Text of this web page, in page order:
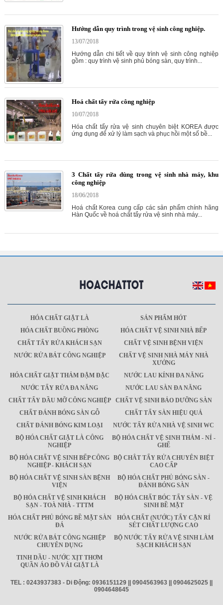
Hướng dẫn quy trình trong vệ sinh công nghiệp.
13/07/2018
Hướng dẫn chi tiết về quy trình vệ sinh công nghiệp
gồm : quy trình vệ sinh phủ bóng sàn, quy trình...
Hoá chất tẩy rửa công nghiệp
10/07/2018
Hóa chất tẩy rửa vệ sinh chuyên biệt KOREA được
ứng dụng để xử lý làm sạch và phục hồi một số bề...
3 Chất tẩy rửa dùng trong vệ sinh nhà máy, khu
công nghiệp
18/06/2018
Hoá chất Korea cung cấp các sản phẩm chính hãng
Hàn Quốc về hoá chất tẩy rửa vệ sinh nhà máy...
HÓA CHẤT GIẶT LÀ
SẢN PHẨM HÓT
HÓA CHẤT BUỒNG PHÒNG
HÓA CHẤT VỆ SINH NHÀ BẾP
CHẤT TẨY RỬA KHÁCH SẠN
CHẤT VỆ SINH BỆNH VIỆN
NƯỚC RỬA BÁT CÔNG NGHIỆP
CHẤT VỆ SINH NHÀ MÁY NHÀ
XƯỞNG
HÓA CHẤT GIẶT THẢM ĐẬM ĐẶC
NƯỚC LAU KÍNH ĐA NĂNG
NƯỚC TẨY RỬA ĐA NĂNG
NƯỚC LAU SÀN ĐA NĂNG
CHẤT TẨY DẦU MỠ CÔNG NGHIỆP
CHẤT VỆ SINH BẢO DƯỠNG SÀN
CHẤT ĐÁNH BÓNG SÀN GỖ
CHẤT TẨY SÀN HIỆU QUẢ
CHẤT ĐÁNH BÓNG KIM LOẠI
NƯỚC TẨY RỬA NHÀ VỆ SINH WC
BỘ HÓA CHẤT GIẶT LÀ CÔNG
NGHIỆP
BỘ HÓA CHẤT VỆ SINH THẢM - NỈ -
GHẾ
BỘ HÓA CHẤT VỆ SINH BẾP CÔNG
NGHIỆP - KHÁCH SẠN
BỘ CHÂT TẨY RỬA CHUYÊN BIỆT
CAO CẤP
BỘ HÓA CHẤT VỆ SINH SÀN BỆNH
VIỆN
BỘ HÓA CHẤT PHỦ BÓNG SÀN -
ĐÁNH BÓNG SÀN
BỘ HÓA CHẤT VỆ SINH KHÁCH
SẠN - TOÀ NHÀ - TTTM
BỘ HÓA CHẤT BÓC TẨY SÀN - VỆ
SINH BỀ MẶT
HÓA CHẤT PHỦ BÓNG BỀ MẶT SÀN
ĐÁ
HÓA CHẤT (NƯỚC) TẨY CẶN RỈ
SÉT CHẤT LƯỢNG CAO
NƯỚC RỬA BÁT CÔNG NGHIỆP
CHUYÊN DỤNG
BỘ NƯỚC TẨY RỬA VỆ SINH LÀM
SẠCH KHÁCH SẠN
TINH DẦU - NƯỚC XỊT THƠM
QUẦN ÁO ĐỒ VẢI GIẶT LÀ
TEL : 0243937383 - Di Động: 0936151129 || 0904563963 || 0904625025 ||
0904648645